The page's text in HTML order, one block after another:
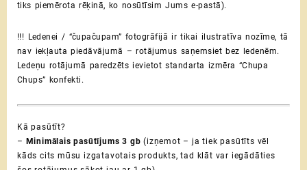
tiks piemērota rēķinā, ko nosūtīsim Jums e-pastā).
!!! Ledenei / “čupačupam” fotogrāfijā ir tikai ilustratīva nozīme, tā
nav iekļauta piedāvājumā – rotājumus saņemsiet bez ledenēm.
Ledeņu rotājumā paredzēts ievietot standarta izmēra “Chupa
Chups” konfekti.
Kā pasūtīt?
– Minimālais pasūtījums 3 gb (izņemot – ja tiek pasūtīts vēl
kāds cits mūsu izgatavotais produkts, tad klāt var iegādāties